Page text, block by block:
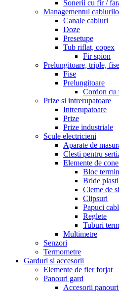
Sonerii cu fir /
Managementul
Canale cabluri
Doze
Presetupe
Tub riflat, copex
Fir spion
Prelungitoare, triple, fise
Fise
Prelungitoare
Cordon cu
Prize si intrerupatoare
Intrerupatoare
Prize
Prize industriale
Scule electricieni
Aparate de
Clesti pentru
Elemente de
Bloc
Bride
Cleme de
Clipsuri
Papuci
Reglete
Tuburi
Multimetre
Senzori
Termometre
Garduri si accesorii
Elemente de fier forjat
Panouri gard
Accesorii